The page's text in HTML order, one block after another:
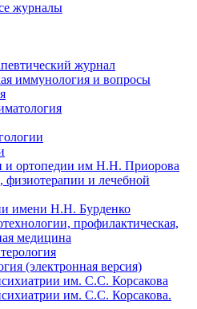
журналы
журнал
иммунология и вопросы
и ортопедии им Н.Н. Приорова
и лечебной
имени Н.Н. Бурденко
профилактическая,
медицина
(электронная версия)
им. С.С. Корсакова
им. С.С. Корсакова.